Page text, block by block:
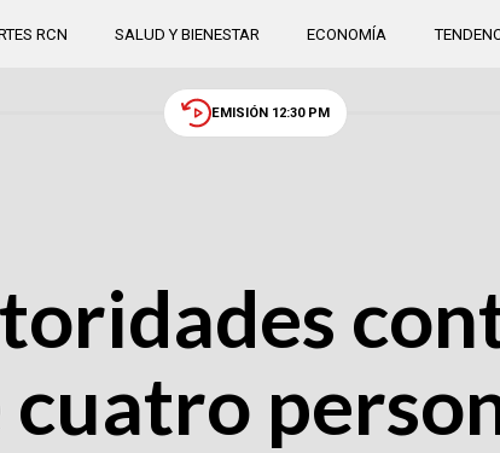
RCN SALUD Y BIENESTAR ECONOMÍA
EMISIÓN 12:30 PM